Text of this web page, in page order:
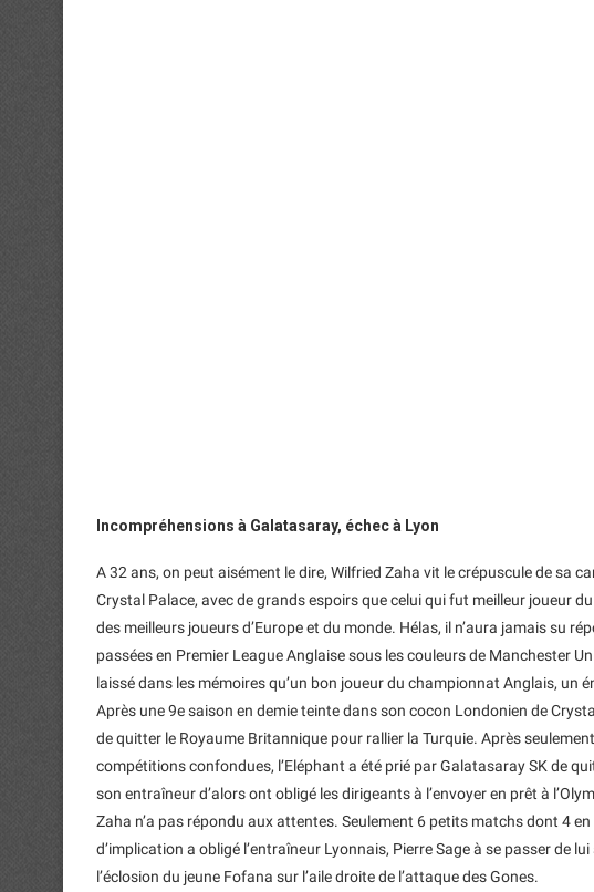
Incompréhensions à Galatasaray, échec à Lyon
A 32 ans, on peut aisément le dire, Wilfried Zaha vit le crépuscule de sa
Crystal Palace, avec de grands espoirs que celui qui fut meilleur joueur
des meilleurs joueurs d’Europe et du monde. Hélas, il n’aura jamais su
passées en Premier League Anglaise sous les couleurs de Manchester
laissé dans les mémoires qu’un bon joueur du championnat Anglais, un
Après une 9e saison en demie teinte dans son cocon Londonien de
de quitter le Royaume Britannique pour rallier la Turquie. Après
compétitions confondues, l’Eléphant a été prié par Galatasaray SK de
son entraîneur d’alors ont obligé les dirigeants à l’envoyer en prêt à
Zaha n’a pas répondu aux attentes. Seulement 6 petits matchs dont 4
d’implication a obligé l’entraîneur Lyonnais, Pierre Sage à se passer de
l’éclosion du jeune Fofana sur l’aile droite de l’attaque des Gones.